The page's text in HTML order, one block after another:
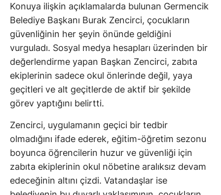
Konuya ilişkin açıklamalarda bulunan Germencik
Belediye Başkanı Burak Zencirci, çocukların
güvenliğinin her şeyin önünde geldiğini
vurguladı. Sosyal medya hesapları üzerinden bir
değerlendirme yapan Başkan Zencirci, zabıta
ekiplerinin sadece okul önlerinde değil, yaya
geçitleri ve alt geçitlerde de aktif bir şekilde
görev yaptığını belirtti.
Zencirci, uygulamanın geçici bir tedbir
olmadığını ifade ederek, eğitim-öğretim sezonu
boyunca öğrencilerin huzur ve güvenliği için
zabıta ekiplerinin okul nöbetine aralıksız devam
edeceğinin altını çizdi. Vatandaşlar ise